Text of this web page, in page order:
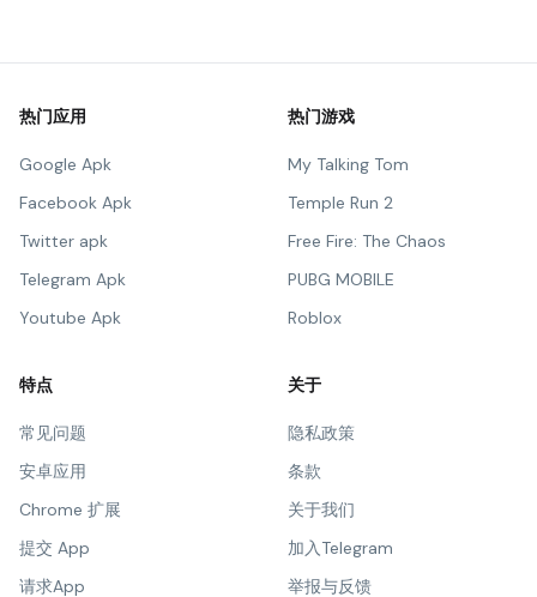
热门应用
Google Apk
Facebook Apk
Twitter apk
Telegram Apk
Youtube Apk
热门游戏
My Talking Tom
Temple Run 2
Free Fire: The Chaos
PUBG MOBILE
Roblox
特点
常见问题
安卓应用
Chrome 扩展
提交 App
请求App
关于
隐私政策
条款
关于我们
加入Telegram
举报与反馈